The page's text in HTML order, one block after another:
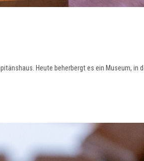
Heute beherbergt es ein Museum, in